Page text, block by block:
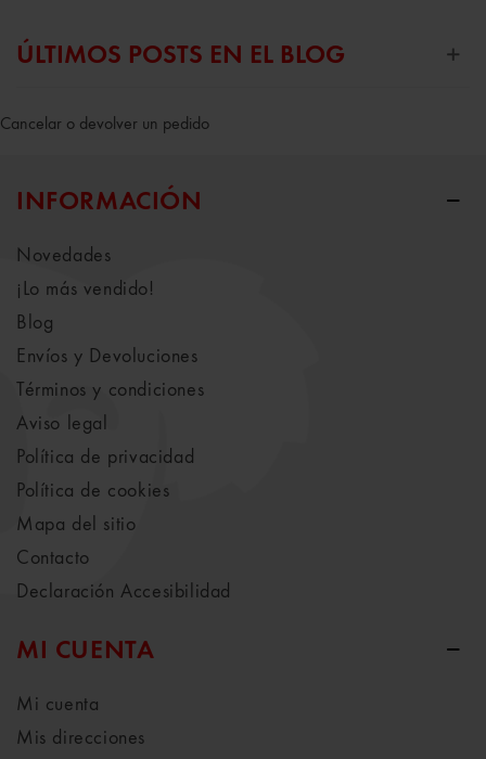
ÚLTIMOS POSTS EN EL BLOG
Cancelar o devolver un pedido
INFORMACIÓN
Novedades
¡Lo más vendido!
Blog
Envíos y Devoluciones
Términos y condiciones
Aviso legal
Política de privacidad
Política de cookies
Mapa del sitio
Contacto
Declaración Accesibilidad
MI CUENTA
Mi cuenta
Mis direcciones